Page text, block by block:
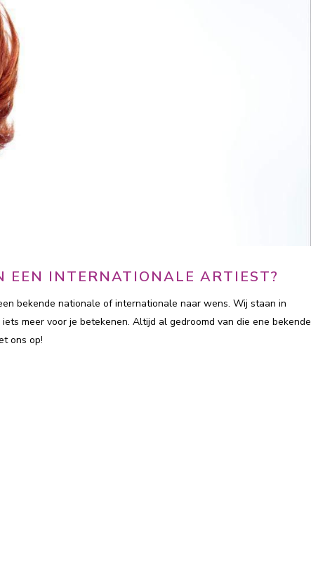
EEN INTERNATIONALE ARTIEST?
bekende nationale of internationale naar wens. Wij staan in
meer voor je betekenen. Altijd al gedroomd van die ene bekende
ons op!